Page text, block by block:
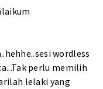
wordless
perlu memilih
lelaki yang